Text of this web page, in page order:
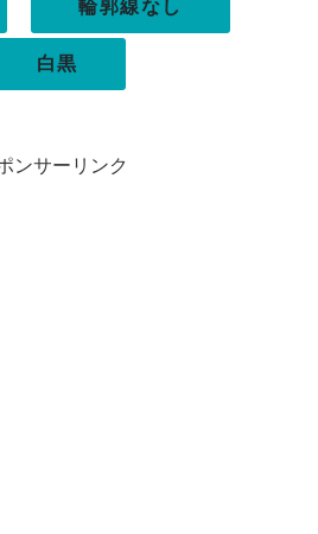
輪郭線なし
白黒
ンサーリンク